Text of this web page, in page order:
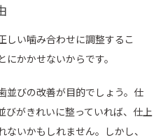
しい噛み合わせに調整するこ
かかせないからです。
並びの改善が目的でしょう。仕
びがきれいに整っていれば、仕上
いかもしれません。しかし、